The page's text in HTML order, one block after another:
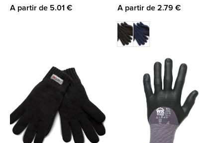
A partir de 5.01 €
A partir de 2.79 €